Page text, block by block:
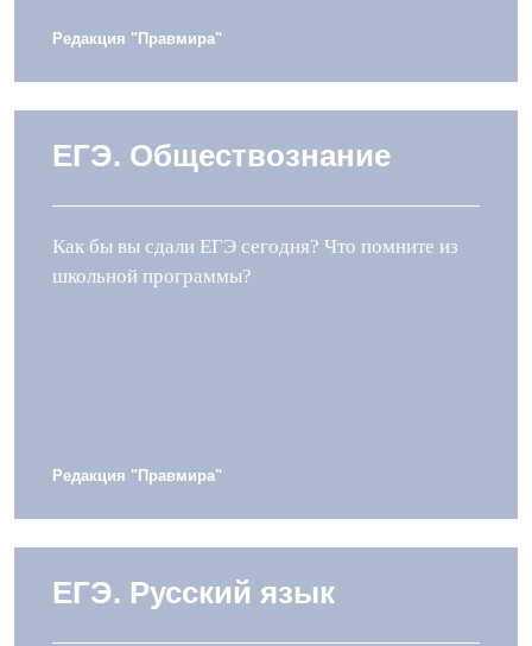
Редакция "Правмира"
ЕГЭ. Обществознание
Как бы вы сдали ЕГЭ сегодня? Что помните из
школьной программы?
Редакция "Правмира"
ЕГЭ. Русский язык